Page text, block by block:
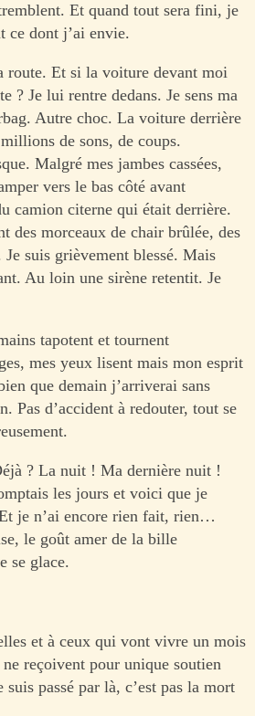
Et quand tout sera fini, je
ce dont j’ai envie.
route. Et si la voiture devant moi
? Je lui rentre dedans. Je sens ma
Autre choc. La voiture derrière
de sons, de coups.
Malgré mes jambes cassées,
vers le bas côté avant
camion citerne qui était derrière.
des morceaux de chair brûlée, des
Je suis grièvement blessé. Mais
Au loin une sirène retentit. Je
tapotent et tournent
mes yeux lisent mais mon esprit
que demain j’arriverai sans
Pas d’accident à redouter, tout se
? La nuit ! Ma dernière nuit !
les jours et voici que je
je n’ai encore rien fait, rien…
le goût amer de la bille
se glace.
et à ceux qui vont vivre un mois
reçoivent pour unique soutien
passé par là, c’est pas la mort